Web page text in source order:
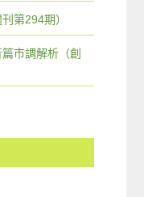
第294期）
市調解析（創